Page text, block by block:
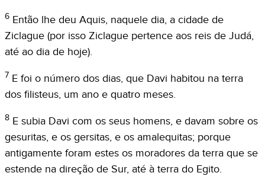
6 Então lhe deu Aquis, naquele dia, a cidade de
Ziclague (por isso Ziclague pertence aos reis de Judá,
até ao dia de hoje).
7 E foi o número dos dias, que Davi habitou na terra
dos filisteus, um ano e quatro meses.
8 E subia Davi com os seus homens, e davam sobre os
gesuritas, e os gersitas, e os amalequitas; porque
antigamente foram estes os moradores da terra que se
estende na direção de Sur, até à terra do Egito.